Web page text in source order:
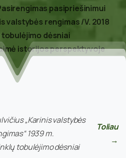
pasipriešinimui
valstybės rengimas /V. 2018
tobulėjimo dėsniai
istorijos perspektyvoje
„Karinis valstybės
1939 m.
tobulėjimo dėsniai
Toliau
→